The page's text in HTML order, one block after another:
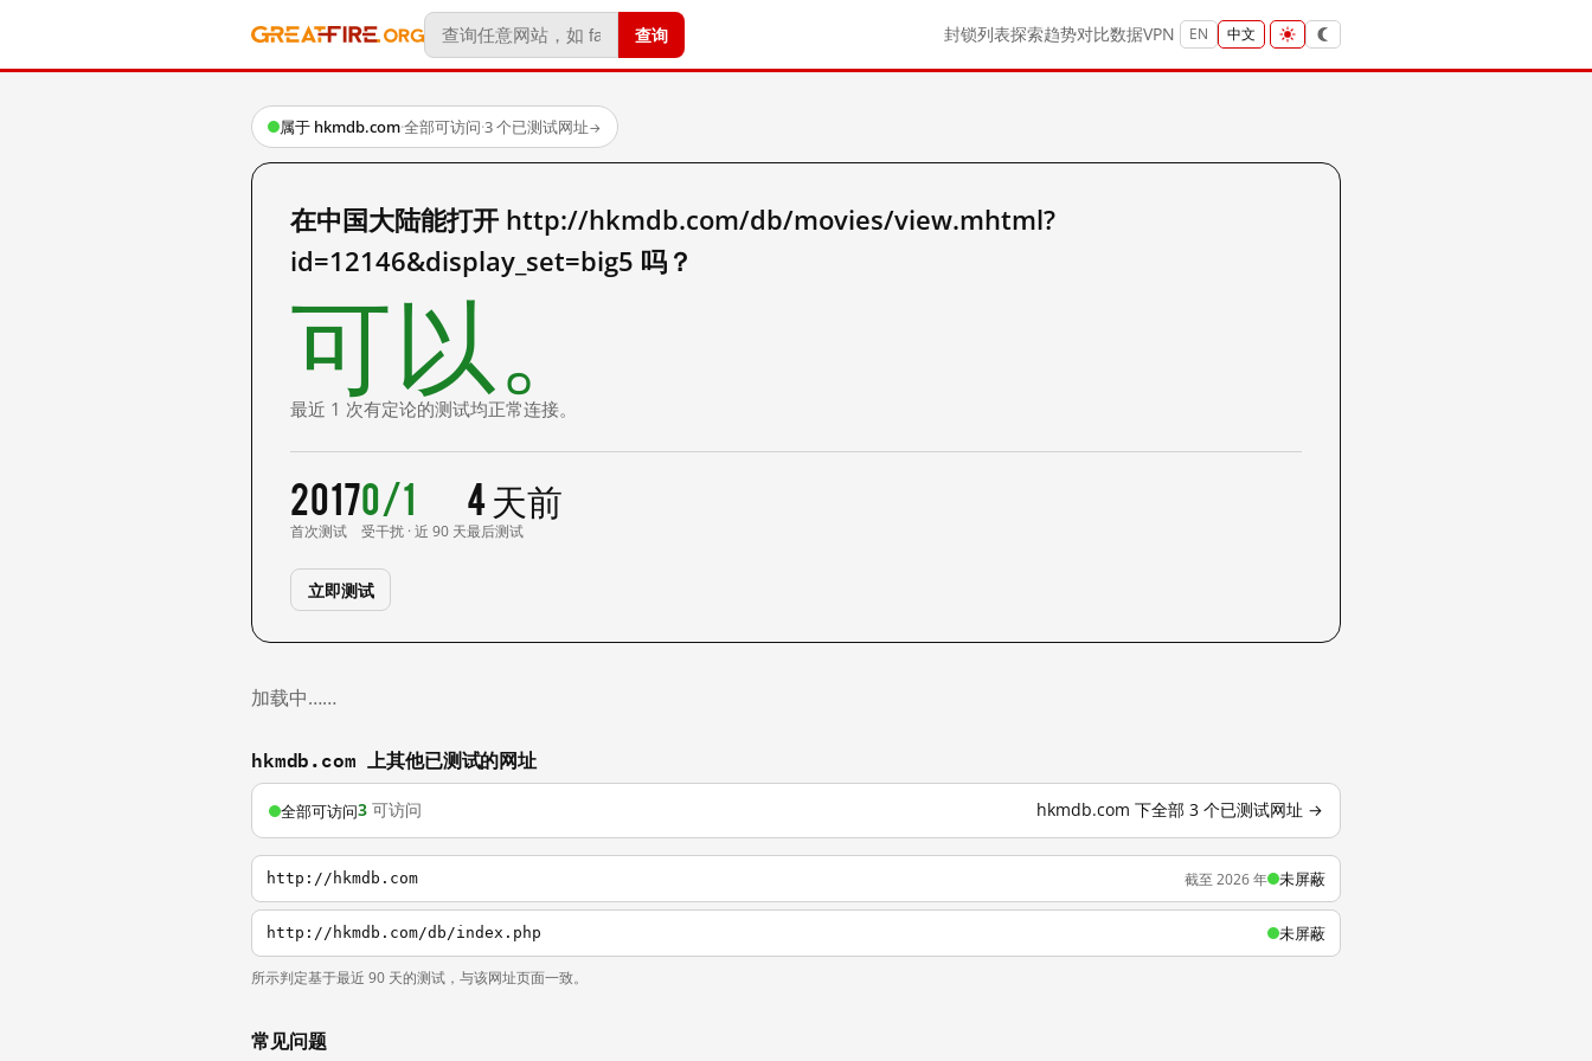
查询 封锁列表探索趋势对比数据VPN EN 中文
属于 hkmdb.com·全部可访问·3 个已测试网址→
在中国大陆能打开 http://hkmdb.com/db/movies/view.mhtml?
id=12146&display_set=big5 吗？
可以。
最近 1 次有定论的测试均正常连接。
2017
首次测试
0/1
受干扰 · 近 90 天
4 天前
最后测试
立即测试
加载中……
hkmdb.com 上其他已测试的网址
全部可访问3 可访问 hkmdb.com 下全部 3 个已测试网址 →
http://hkmdb.com 截至 2026 年 未屏蔽
http://hkmdb.com/db/index.php 未屏蔽
所示判定基于最近 90 天的测试，与该网址页面一致。
常见问题